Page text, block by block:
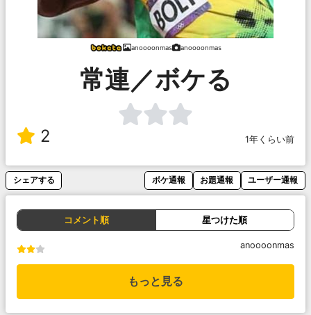
anoooonmas anoooonmas
常連／ボケる
2 1年くらい前
シェアする ボケ通報 お題通報 ユーザー通報
コメント順 星つけた順
anoooonmas
もっと見る